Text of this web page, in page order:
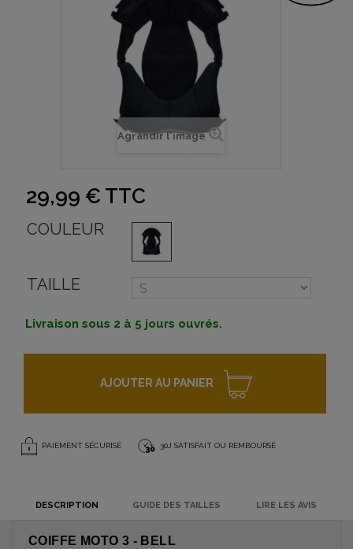
Agrandir l'image
29,99 € TTC
COULEUR
TAILLE
Livraison sous 2 à 5 jours ouvrés.
AJOUTER AU PANIER
PAIEMENT SÉCURISÉ 30J SATISFAIT OU REMBOURSÉ
DESCRIPTION GUIDE DES TAILLES LIRE LES AVIS
COIFFE MOTO 3 - BELL